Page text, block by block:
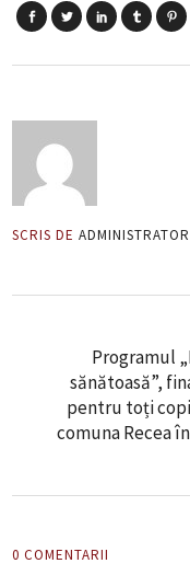
SCRIS DE
Programul
sănătoasă”,
pentru toți
comuna Recea
0 COMENTARII